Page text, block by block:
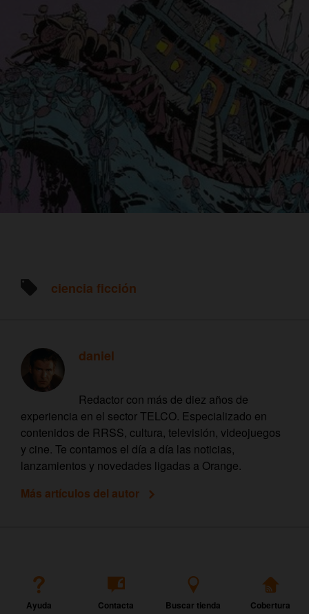
ciencia ficción
daniel
Redactor con más de diez años de
experiencia en el sector TELCO. Especializado en
contenidos de RRSS, cultura, televisión, videojuegos
y cine. Te contamos el día a día las noticias,
lanzamientos y novedades ligadas a Orange.
Más artículos del autor
Ayuda Contacta Buscar tienda Cobertura